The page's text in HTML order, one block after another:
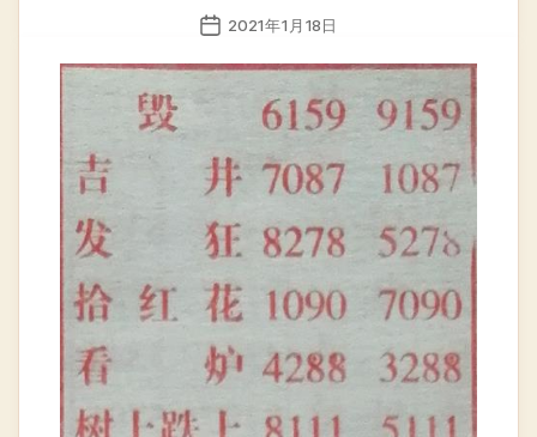
发
日
2021年1月18日